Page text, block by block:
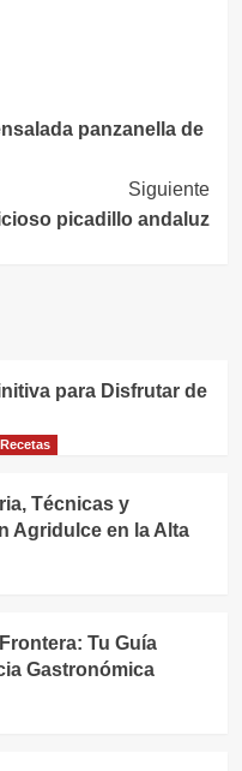
panzanella de
Siguiente
picadillo andaluz
para Disfrutar de
Recetas
Técnicas y
Agridulce en la Alta
Tu Guía
Gastronómica